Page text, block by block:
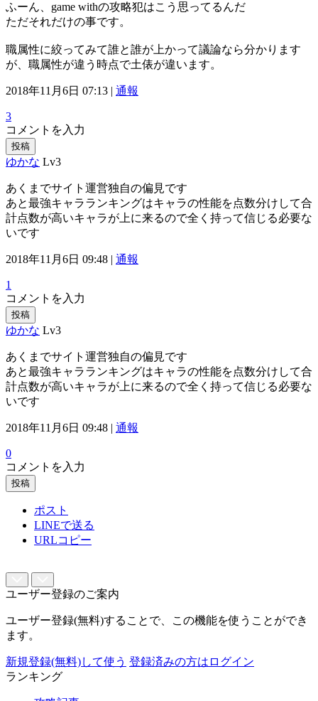
ふーん、game withの攻略犯はこう思ってるんだ
ただそれだけの事です。
職属性に絞ってみて誰と誰が上かって議論なら分かります
が、職属性が違う時点で土俵が違います。
2018年11月6日 07:13 | 通報
3
コメントを入力
投稿
ゆかな Lv3
あくまでサイト運営独自の偏見です
あと最強キャラランキングはキャラの性能を点数分けして合
計点数が高いキャラが上に来るので全く持って信じる必要な
いです
2018年11月6日 09:48 | 通報
1
コメントを入力
投稿
ゆかな Lv3
あくまでサイト運営独自の偏見です
あと最強キャラランキングはキャラの性能を点数分けして合
計点数が高いキャラが上に来るので全く持って信じる必要な
いです
2018年11月6日 09:48 | 通報
0
コメントを入力
投稿
ポスト
LINEで送る
URLコピー
ユーザー登録のご案内
ユーザー登録(無料)することで、この機能を使うことができ
ます。
新規登録(無料)して使う 登録済みの方はログイン
ランキング